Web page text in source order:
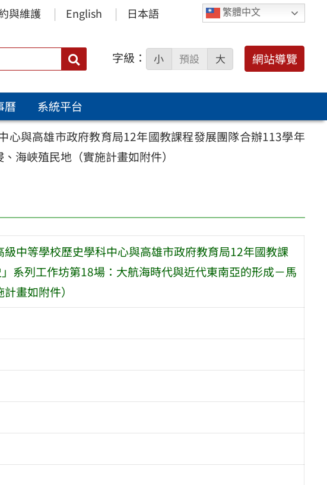
繁體中文
與維護 English 日本語
搜
尋：
字級： 小 預設 大 網站導覽
曆
系統平台
與高雄市政府教育局12年國教課程發展團隊合辦113學年
海峽殖民地（實施計畫如附件）
中等學校歷史學科中心與高雄市政府教育局12年國教課
系列工作坊第18場：大航海時代與近代東南亞的形成－馬
畫如附件）